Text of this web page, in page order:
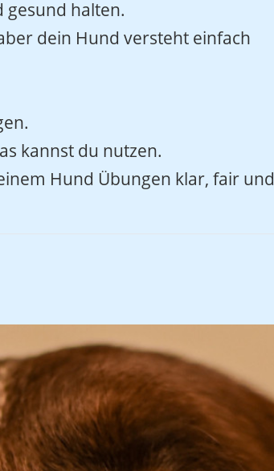
gesund halten.
dein Hund versteht einfach
kannst du nutzen.
Hund Übungen klar, fair und